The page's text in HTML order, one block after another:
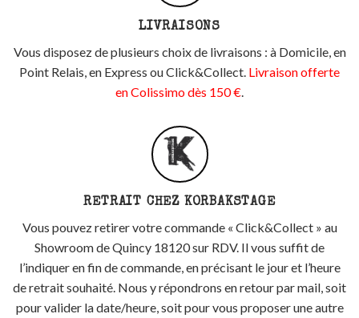
LIVRAISONS
Vous disposez de plusieurs choix de livraisons : à Domicile, en
Point Relais, en Express ou Click&Collect. Livraison offerte
en Colissimo dès 150 €.
RETRAIT CHEZ KORBAKSTAGE
Vous pouvez retirer votre commande « Click&Collect » au
Showroom de Quincy 18120 sur RDV. Il vous suffit de
l’indiquer en fin de commande, en précisant le jour et l’heure
de retrait souhaité. Nous y répondrons en retour par mail, soit
pour valider la date/heure, soit pour vous proposer une autre